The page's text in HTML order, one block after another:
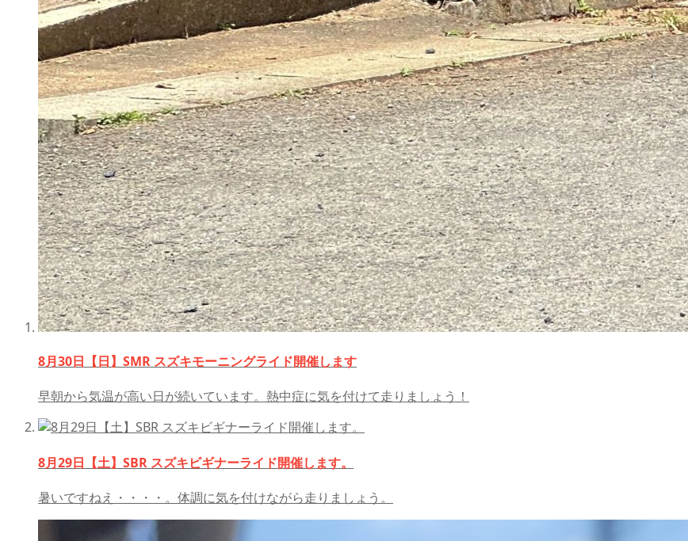
8月30日【日】SMR スズキモーニングライド開催します
早朝から気温が高い日が続いています。熱中症に気を付けて走りましょう！
8月29日【土】SBR スズキビギナーライド開催します。
暑いですねえ・・・・。体調に気を付けながら走りましょう。